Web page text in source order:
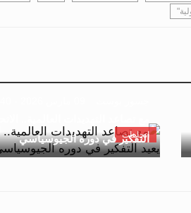
اتجاهات
التفكير في دوره الجيوسياسي